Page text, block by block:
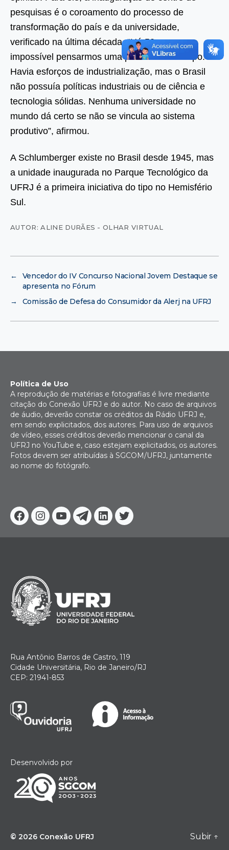
pesquisas é o coroamento do processo de
transformação do país e da universidade,
verificado na última década. “Há 50 anos, era
impossível pensarmos uma parceria desse tipo.
Havia esforços de industrialização, mas o Brasil
não possuía políticas industriais ou de ciência e
tecnologia sólidas. Nenhuma universidade no
mundo dá certo se não se vincula ao sistema
produtivo”, afirmou.
A Schlumberger existe no Brasil desde 1945, mas
a unidade inaugurada no Parque Tecnológico da
UFRJ é a primeira iniciativa do tipo no Hemisfério
Sul.
AUTOR: ALINE DURÃES - OLHAR VIRTUAL
←
Vencedor do IV Concurso Nacional Jovem Destaque se
apresenta no Fórum
→
Comissão de Defesa do Consumidor da Alerj na UFRJ
Facebook
Instagram
YoutubeTelegram
Linkedin
Twitter
Política de Uso
A reprodução de matérias e fotografias é livre mediante
citação do Conexão UFRJ e do autor. No caso de arquivos
de áudio, deverão constar os créditos da Rádio UFRJ e,
em sendo explicitados, dos autores. Para uso de arquivos
de vídeo, esses créditos deverão mencionar o canal da
UFRJ no YouTube e, caso estejam explicitados, os autores.
Fotos devem ser atribuídas à SGCOM/UFRJ, juntamente
ao nome do fotógrafo.
Rua Antônio Barros de Castro, 119
Cidade Universitária, Rio de Janeiro/RJ
CEP: 21941-853
Desenvolvido por
© 2026 Conexão UFRJ Subir ↑